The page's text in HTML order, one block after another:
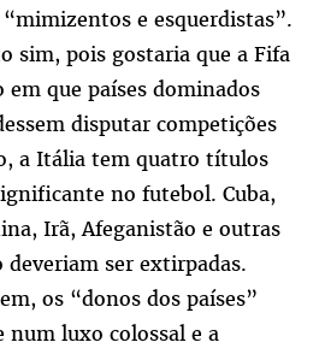
e esquerdistas”.
sim, pois gostaria que a Fifa
que países dominados
disputar competições
a Itália tem quatro títulos
no futebol. Cuba,
Irã, Afeganistão e outras
ser extirpadas.
os “donos dos países”
num luxo colossal e a